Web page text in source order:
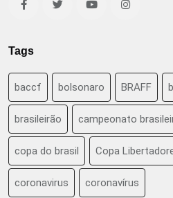
Tags
baccf bolsonaro BRAFF
brasileirão campeonato
copa do brasil Copa
coronavirus coronavírus